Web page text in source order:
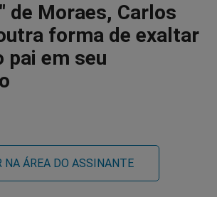
no
Twitter
no
Messenger
no
de Moraes, Carlos
forma de exaltar
pai em seu
NA ÁREA DO ASSINANTE